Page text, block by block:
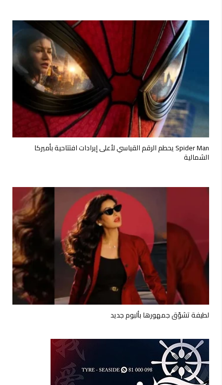
Spider Man يحطم الرقم القياسي لأعلى إيرادات افتتاحية بأميركا
الشمالية
لطيفة تشوّق جمهورها بألبوم جديد